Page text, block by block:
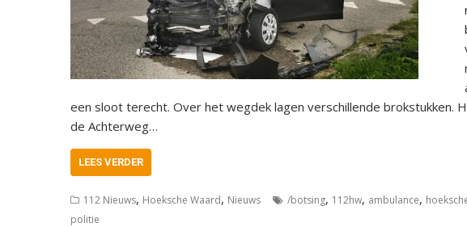
een sloot terecht. Over het wegdek lagen verschillende brokstukken.
de Achterweg…
LEES VERDER
112 Nieuws, Hoeksche Waard, Nieuws /botsing, 112hw, ambulance,
politie